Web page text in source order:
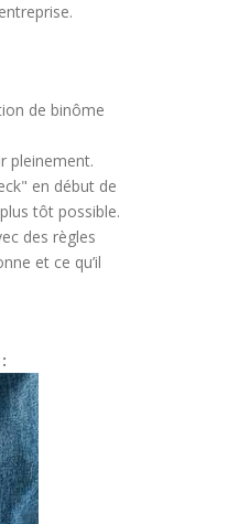
de binôme
pleinement.
en début de
tôt possible.
des règles
et ce qu’il